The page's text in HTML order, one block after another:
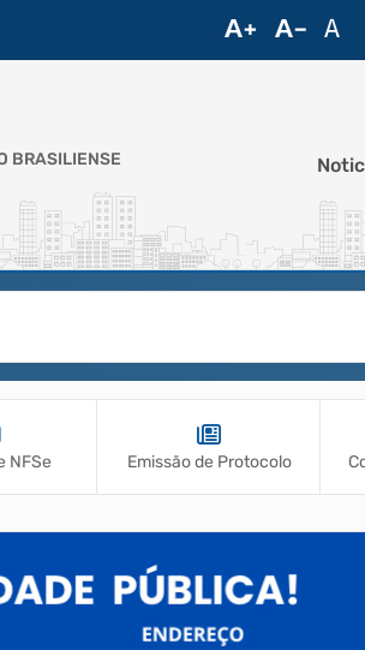
BRASILIENSE
NFSe Emissão de Protocolo